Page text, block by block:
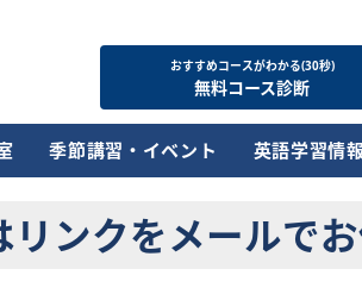
おすすめコースがわかる(30秒)
無料コース診断
季節講習・イベント 英語学習情
ンクをメールでお